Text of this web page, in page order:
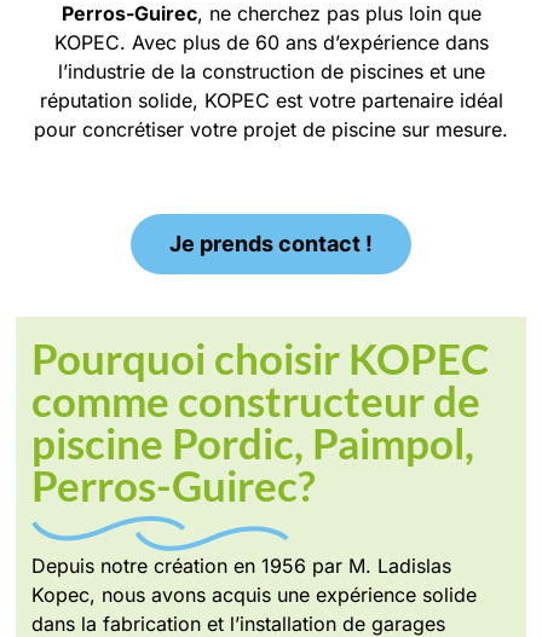
Perros-Guirec, ne cherchez pas plus loin que
KOPEC. Avec plus de 60 ans d’expérience dans
l’industrie de la construction de piscines et une
réputation solide, KOPEC est votre partenaire idéal
pour concrétiser votre projet de piscine sur mesure.
Je prends contact !
Pourquoi choisir KOPEC
comme constructeur de
piscine Pordic, Paimpol,
Perros-Guirec?
Depuis notre création en 1956 par M. Ladislas
Kopec, nous avons acquis une expérience solide
dans la fabrication et l’installation de garages